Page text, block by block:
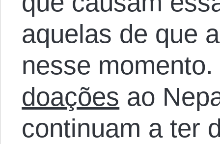
aquelas de que
nesse
doações ao
continuam a ter